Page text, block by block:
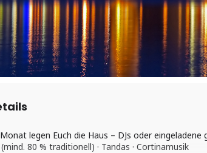
legen Euch die Haus – DJs oder
80 % traditionell) · Tandas · Cortinamusik